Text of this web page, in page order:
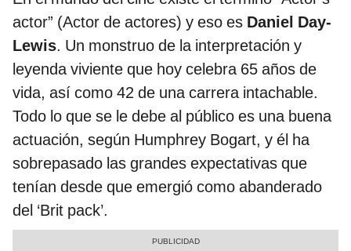
actor” (Actor de actores) y eso es Daniel Day-
Lewis. Un monstruo de la interpretación y
leyenda viviente que hoy celebra 65 años de
vida, así como 42 de una carrera intachable.
Todo lo que se le debe al público es una buena
actuación, según Humphrey Bogart, y él ha
sobrepasado las grandes expectativas que
tenían desde que emergió como abanderado
del ‘Brit pack’.